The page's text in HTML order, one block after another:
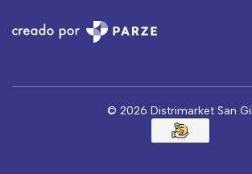
© 2026 Distrimarket San Gil